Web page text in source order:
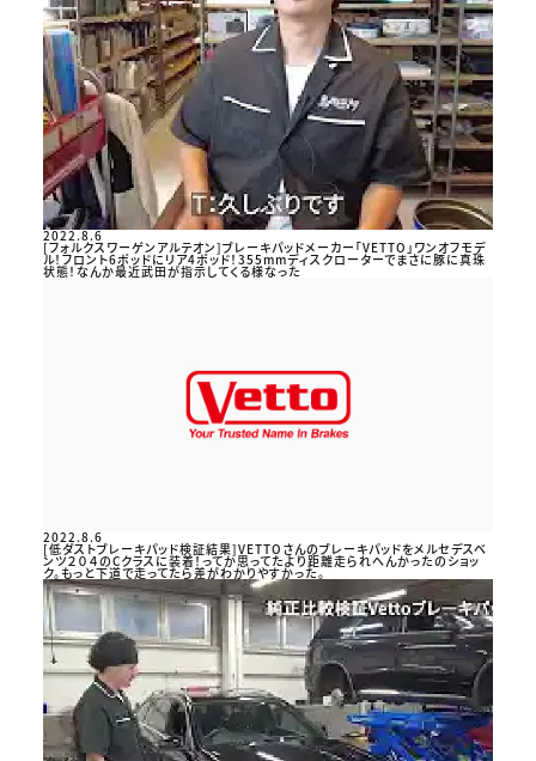
2022.8.6
[フォルクスワーゲンアルテオン]ブレーキパッドメーカー「VETTO」ワンオフモデ
ル！フロント6ポッドにリア4ポッド！355mmディスクローターでまさに豚に真珠
状態！なんか最近武田が指示してくる様なった
2022.8.6
[低ダストブレーキパッド検証結果]VETTOさんのブレーキパッドをメルセデスベ
ンツ２０４のCクラスに装着！ってか思ってたより距離走られへんかったのショッ
ク。もっと下道で走ってたら差がわかりやすかった。